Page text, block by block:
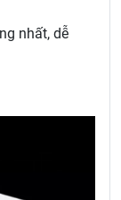
nhất, dễ